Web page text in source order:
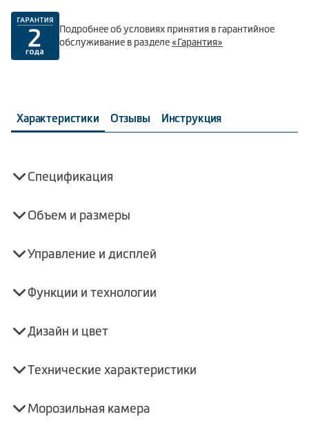
Подробнее об условиях принятия в гарантийное
обслуживание в разделе«Гарантия»
Характеристики Отзывы Инструкция
Спецификация
Объем и размеры
Управление и дисплей
Функции и технологии
Дизайн и цвет
Технические характеристики
Морозильная камера